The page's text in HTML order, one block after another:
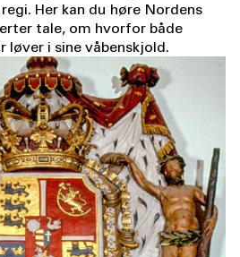
Her kan du høre Nordens
tale, om hvorfor både
løver i sine våbenskjold.